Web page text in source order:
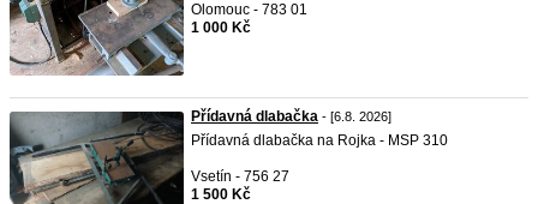
Olomouc - 783 01
1 000 Kč
Přídavná dlabačka - [6.8. 2026]
Přídavná dlabačka na Rojka - MSP 310
Vsetín - 756 27
1 500 Kč